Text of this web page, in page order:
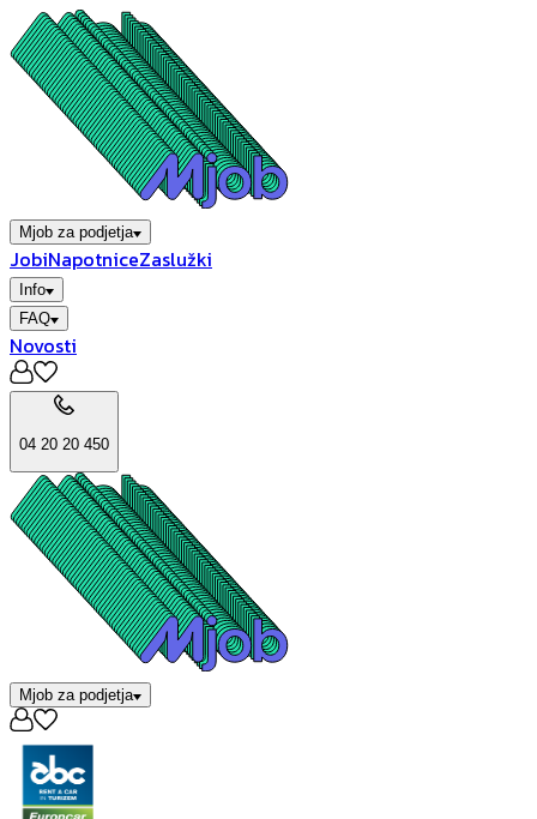
Mjob za podjetja
JobiNapotniceZaslužki
Info
FAQ
Novosti
04 20 20 450
Mjob za podjetja